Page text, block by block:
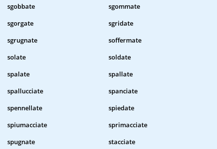
sgobbate
sgommate
sgorgate
sgridate
sgrugnate
soffermate
solate
soldate
spalate
spallate
spallucciate
spanciate
spennellate
spiedate
spiumacciate
sprimacciate
spugnate
stacciate